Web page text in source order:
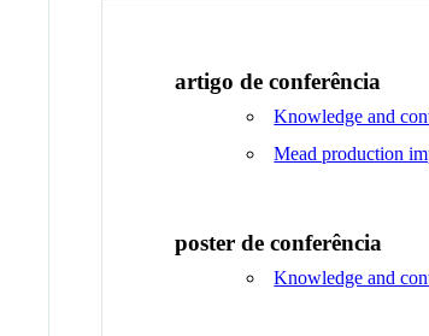
artigo de conferência
Knowledge and
Mead production
poster de conferência
Knowledge and